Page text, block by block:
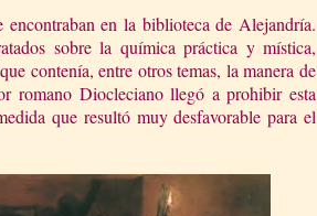
en la biblioteca de Alejandría.
sobre la química práctica y mística,
que contenía, entre otros temas, la manera de
romano Diocleciano llegó a prohibir esta
que resultó muy desfavorable para el